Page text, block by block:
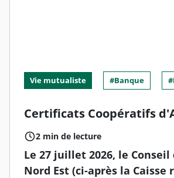
Vie mutualiste Banque
Certificats Coopératifs
2 min de lecture
Le 27 juillet 2026, le
Nord Est (ci-après la